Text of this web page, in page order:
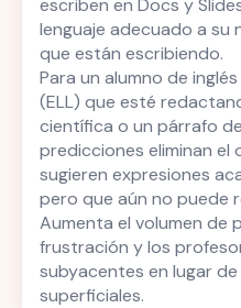
escriben en Docs y
lenguaje adecuado a su
que están escribiendo.
Para un alumno de
(ELL) que esté
científica o un párrafo
predicciones eliminan
sugieren expresiones
pero que aún no puede
Aumenta el volumen de
frustración y los
subyacentes en lugar
superficiales.